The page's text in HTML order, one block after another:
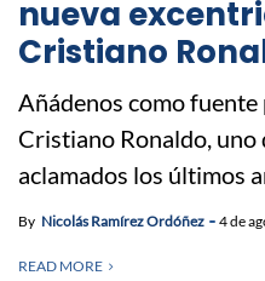
nueva
Cristiano
Añádenos como
Cristiano Ronaldo,
aclamados los últimos
By Nicolás Ramírez Ordóñez 4 de
READ MORE